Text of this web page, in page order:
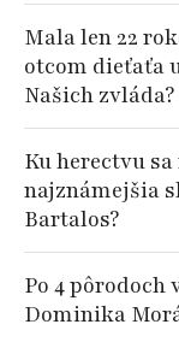
Mala len 22
otcom dieťaťa
Našich zvláda?
Ku herectvu
najznámejšia
Bartalos?
Po 4
Dominika